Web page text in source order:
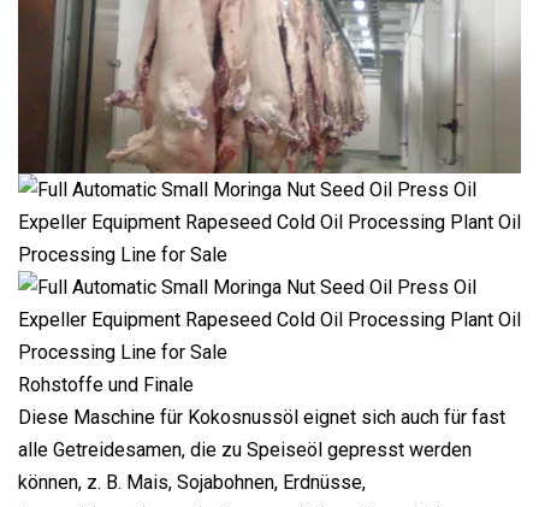
Rohstoffe und Finale
Diese Maschine für Kokosnussöl eignet sich auch für fast
alle Getreidesamen, die zu Speiseöl gepresst werden
können, z. B. Mais, Sojabohnen, Erdnüsse,